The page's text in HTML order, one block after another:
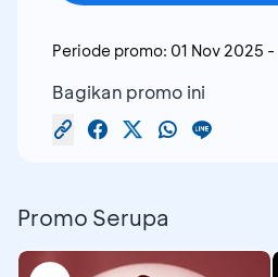
Periode promo: 01 Nov 2025 -
Bagikan promo ini
Promo Serupa